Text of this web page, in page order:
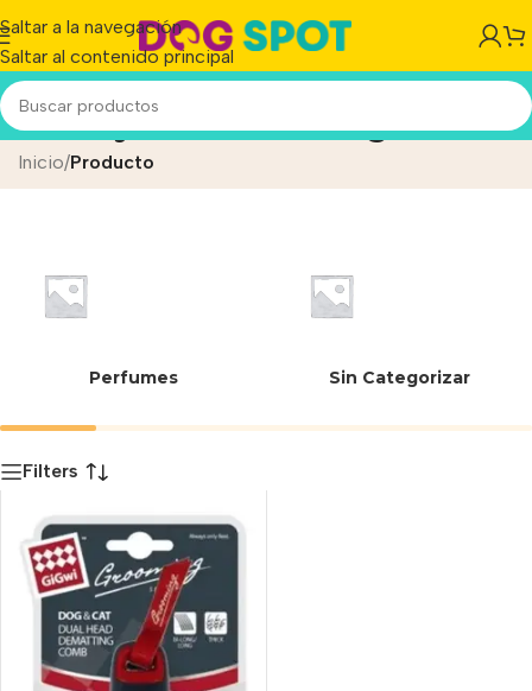
Saltar a la navegación
Saltar al contenido principal
Perro y Gatos Pelo largo
Inicio/Producto
Perfumes Sin Categorizar
Filters